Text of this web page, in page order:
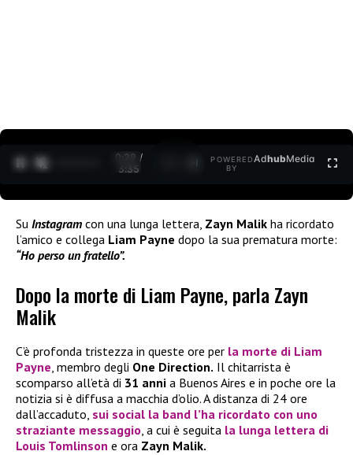
0:30 /
3:35
POWERED
BY
AdhubMedia
Su Instagram con una lunga lettera, Zayn Malik ha ricordato
l’amico e collega Liam Payne dopo la sua prematura morte:
“Ho perso un fratello”.
Dopo la morte di Liam Payne, parla Zayn
Malik
C’è profonda tristezza in queste ore per la morte di Liam
Payne, membro degli One Direction. Il chitarrista è
scomparso all’età di 31 anni a Buenos Aires e in poche ore la
notizia si è diffusa a macchia d’olio. A distanza di 24 ore
dall’accaduto, sui social la band l’ha ricordato con uno
straziante messaggio, a cui è seguita la lunga lettera di
Louis Tomlinson e ora Zayn Malik.